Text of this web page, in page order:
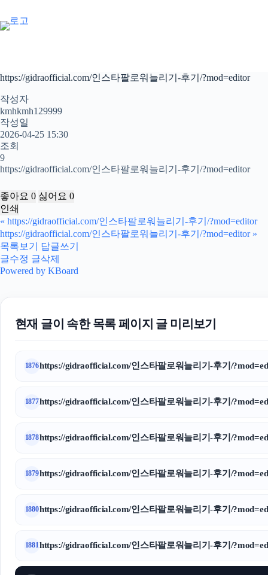
으
뛰
기
https://gidraofficial.com/인스타팔로워늘리기-후기/?mod=editor
작성자
kmhkmh129999
작성일
2026-04-25 15:30
조회
9
https://gidraofficial.com/인스타팔로워늘리기-후기/?mod=editor
좋아요 0 싫어요 0
인쇄
« https://gidraofficial.com/인스타팔로워늘리기-후기/?mod=editor
https://gidraofficial.com/인스타팔로워늘리기-후기/?mod=editor »
목록보기
답글쓰기
글수정 글삭제
Powered by KBoard
현재 글이 속한 목록 페이지 글 미리보기
1876https://gidraofficial.com/인스타팔로워늘리기-후기/
1877https://gidraofficial.com/인스타팔로워늘리기-후기/
1878https://gidraofficial.com/인스타팔로워늘리기-후기/
1879https://gidraofficial.com/인스타팔로워늘리기-후기/
1880https://gidraofficial.com/인스타팔로워늘리기-후기/
1881https://gidraofficial.com/인스타팔로워늘리기-후기/